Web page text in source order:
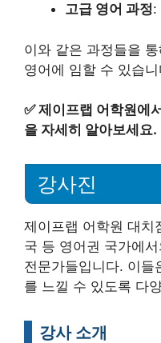
고급 영어 과정:
이와 같은 과정들을
영어에 임할 수 있습니
✅제이프랩 어학원에
을 자세히 알아보세요.
강사진
제이프랩 어학원 대치
국 등 영어권 국가에
전문가들입니다. 이들
를 느낄 수 있도록 다
강사 소개